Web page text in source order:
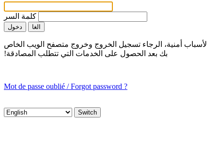
كلمة السر
لأسباب أمنية، الرجاء تسجيل الخروج وخروج متصفح الويب الخاص
بك بعد الحصول على الخدمات التي تتطلب المصادقة!
Mot de passe oublié / Forgot password ?